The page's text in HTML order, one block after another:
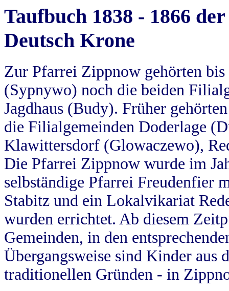
Taufbuch 1838 - 1866
Deutsch Krone
Zur Pfarrei Zippnow gehörten
(Sypnywo) noch die beiden
Jagdhaus (Budy). Früher
die Filialgemeinden Doderlage
Klawittersdorf (Glowaczewo),
Die Pfarrei Zippnow wurde im
selbständige Pfarrei Freudenfier
Stabitz und ein Lokalvikariat
wurden errichtet. Ab diesem
Gemeinden, in den
Übergangsweise sind Kinder aus
traditionellen Gründen - in